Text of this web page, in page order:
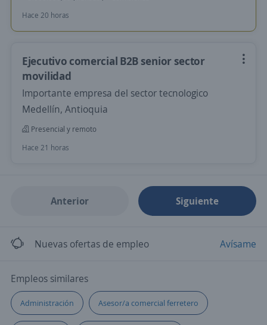
Hace 20 horas
Ejecutivo comercial B2B senior sector
movilidad
Importante empresa del sector tecnologico
Medellín, Antioquia
Presencial y remoto
Hace 21 horas
Anterior Siguiente
Nuevas ofertas de empleo Avísame
Empleos similares
Administración Asesor/a comercial ferretero